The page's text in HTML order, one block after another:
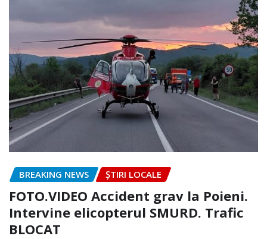
BREAKING NEWS ȘTIRI LOCALE
FOTO.VIDEO Accident grav la Poieni.
Intervine elicopterul SMURD. Trafic
BLOCAT